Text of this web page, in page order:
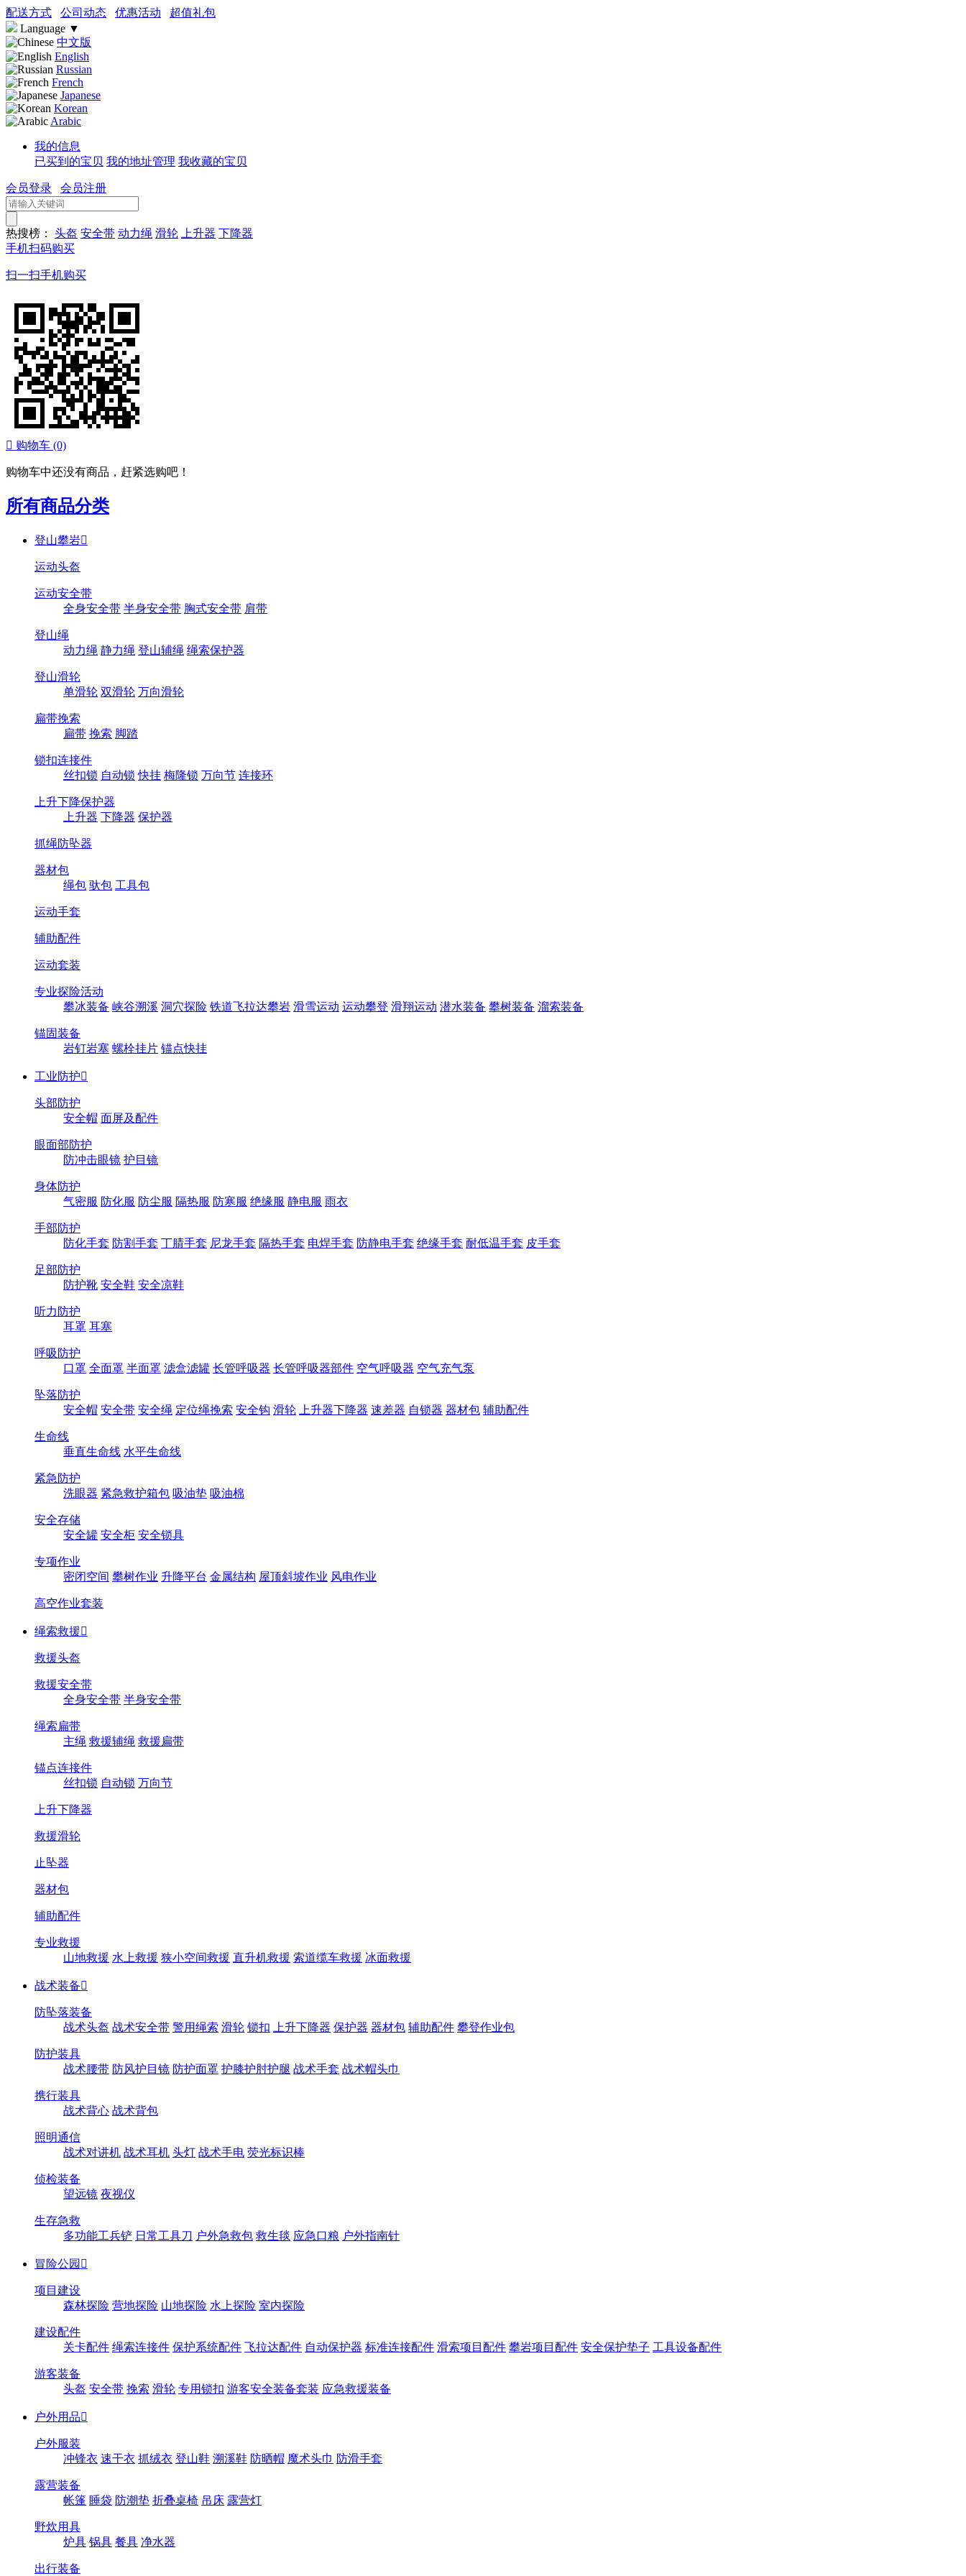
配送方式 公司动态 优惠活动
超值礼包
Language ▼
中文版
English
Russian
French
Japanese
Korean
Arabic
我的信息
已买到的宝贝 我的地址管理 我收藏的宝贝
会员登录 会员注册
热搜榜： 头盔 安全带 动力绳 滑轮 上升器 下降器
手机扫码购买
扫一扫手机购买
 购物车 (0)
购物车中还没有商品，赶紧选购吧！
所有商品分类
登山攀岩
运动头盔
运动安全带
全身安全带 半身安全带 胸式安全带 肩带
登山绳
动力绳 静力绳 登山辅绳 绳索保护器
登山滑轮
单滑轮 双滑轮 万向滑轮
扁带挽索
扁带 挽索 脚踏
锁扣连接件
丝扣锁 自动锁 快挂 梅隆锁 万向节 连接环
上升下降保护器
上升器 下降器 保护器
抓绳防坠器
器材包
绳包 驮包 工具包
运动手套
辅助配件
运动套装
专业探险活动
攀冰装备 峡谷溯溪 洞穴探险 铁道飞拉达攀岩 滑雪运动 运动攀登 滑翔运动 潜水装备 攀树装备 溜索装备
锚固装备
岩钉岩塞 螺栓挂片 锚点快挂
工业防护
头部防护
安全帽 面屏及配件
眼面部防护
防冲击眼镜 护目镜
身体防护
气密服 防化服 防尘服 隔热服 防寒服 绝缘服 静电服 雨衣
手部防护
防化手套 防割手套 丁腈手套 尼龙手套 隔热手套 电焊手套 防静电手套 绝缘手套 耐低温手套 皮手套
足部防护
防护靴 安全鞋 安全凉鞋
听力防护
耳罩 耳塞
呼吸防护
口罩 全面罩 半面罩 滤盒滤罐 长管呼吸器 长管呼吸器部件 空气呼吸器 空气充气泵
坠落防护
安全帽 安全带 安全绳 定位绳挽索 安全钩 滑轮 上升器下降器 速差器 自锁器 器材包 辅助配件
生命线
垂直生命线 水平生命线
紧急防护
洗眼器 紧急救护箱包 吸油垫 吸油棉
安全存储
安全罐 安全柜 安全锁具
专项作业
密闭空间 攀树作业 升降平台 金属结构 屋顶斜坡作业 风电作业
高空作业套装
绳索救援
救援头盔
救援安全带
全身安全带 半身安全带
绳索扁带
主绳 救援辅绳 救援扁带
锚点连接件
丝扣锁 自动锁 万向节
上升下降器
救援滑轮
止坠器
器材包
辅助配件
专业救援
山地救援 水上救援 狭小空间救援 直升机救援 索道缆车救援 冰面救援
战术装备
防坠落装备
战术头盔 战术安全带 警用绳索 滑轮 锁扣 上升下降器 保护器 器材包 辅助配件 攀登作业包
防护装具
战术腰带 防风护目镜 防护面罩 护膝护肘护腿 战术手套 战术帽头巾
携行装具
战术背心 战术背包
照明通信
战术对讲机 战术耳机 头灯 战术手电 荧光标识棒
侦检装备
望远镜 夜视仪
生存急救
多功能工兵铲 日常工具刀 户外急救包 救生毯 应急口粮 户外指南针
冒险公园 
项目建设
森林探险 营地探险 山地探险 水上探险 室内探险
建设配件
关卡配件 绳索连接件 保护系统配件 飞拉达配件 自动保护器 标准连接配件 滑索项目配件 攀岩项目配件 安全保护垫子 工具设备配件
游客装备
头盔 安全带 挽索 滑轮 专用锁扣 游客安全装备套装 应急救援装备
户外用品
户外服装
冲锋衣 速干衣 抓绒衣 登山鞋 溯溪鞋 防晒帽 魔术头巾 防滑手套
露营装备
帐篷 睡袋 防潮垫 折叠桌椅 吊床 露营灯
野炊用具
炉具 锅具 餐具 净水器
出行装备